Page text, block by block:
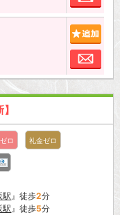
お
ロ 礼金ゼロ
駅』徒歩2分
駅』徒歩5分